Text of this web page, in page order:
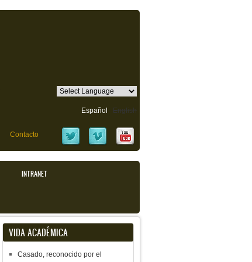
Español English
Contacto
INTRANET
VIDA ACADÉMICA
Casado, reconocido por el